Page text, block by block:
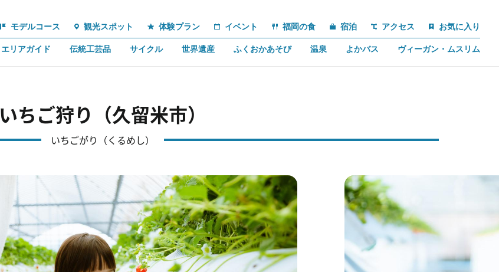
モデルコース 観光スポット 体験プラン イベント 福岡の食 宿泊 アクセス お気に入り
エリアガイド 伝統工芸品 サイクル 世界遺産 ふくおかあそび 温泉 よかバス ヴィーガン・ムスリム
いちご狩り（久留米市）
いちごがり（くるめし）